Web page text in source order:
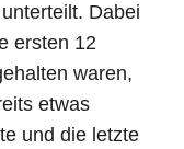
Dabei
ersten 12
waren,
etwas
und die letzte